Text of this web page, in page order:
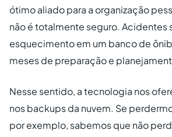
ótimo aliado para a organização
não é totalmente seguro. Acidentes
esquecimento em um banco de
meses de preparação e
Nesse sentido, a tecnologia nos
nos backups da nuvem. Se
por exemplo, sabemos que não